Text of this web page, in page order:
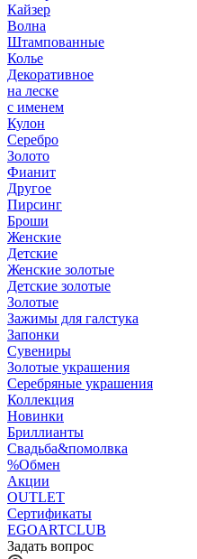
Кайзер
Волна
Штампованные
Колье
Декоративное
на леске
с именем
Кулон
Серебро
Золото
Фианит
Другое
Пирсинг
Броши
Женские
Детские
Женские золотые
Детские золотые
Золотые
Зажимы для галстука
Запонки
Сувениры
Золотые украшения
Серебряные украшения
Коллекция
Новинки
Бриллианты
Свадьба&помолвка
%Обмен
Акции
OUTLET
Сертификаты
EGOARTCLUB
Задать вопрос